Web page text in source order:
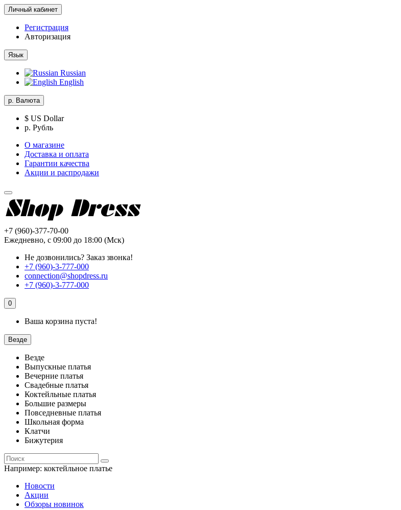
Личный кабинет
Регистрация
Авторизация
Язык
Russian
English
р. Валюта
$ US Dollar
р. Рубль
О магазине
Доставка и оплата
Гарантии качества
Акции и распродажи
+7 (960)-377-70-00
Ежедневно, с 09:00 до 18:00 (Мск)
Не дозвонились? Заказ звонка!
+7 (960)-3-777-000
connection@shopdress.ru
+7 (960)-3-777-000
0
Ваша корзина пуста!
Везде
Везде
Выпускные платья
Вечерние платья
Свадебные платья
Коктейльные платья
Большие размеры
Повседневные платья
Школьная форма
Клатчи
Бижутерия
Например: коктейльное платье
Новости
Акции
Обзоры новинок